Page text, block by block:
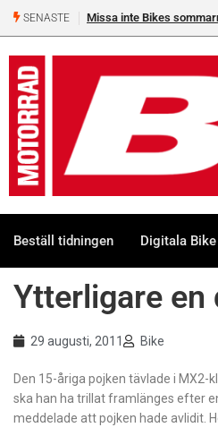
SENASTE Missa inte Bikes
Beställ tidningen Digitala Bike
Ytterligare en
29 augusti, 2011 Bike
Den 15-åriga pojken tävlade i
ska han ha trillat framlänges efter
meddelade att pojken hade avlidit.